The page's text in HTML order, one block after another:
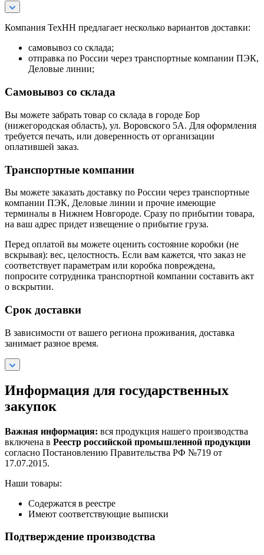
Компания ТехНН предлагает несколько вариантов доставки:
самовывоз со склада;
отправка по России через транспортные компании ПЭК,
Деловые линии;
Самовывоз со склада
Вы можете забрать товар со склада в городе Бор
(нижегородская область), ул. Воровского 5А. Для оформления
требуется печать, или доверенность от организации
оплатившей заказ.
Транспортные компании
Вы можете заказать доставку по России через транспортные
компании ПЭК, Деловые линии и прочие имеющие
терминалы в Нижнем Новгороде. Сразу по прибытии товара,
на ваш адрес придет извещение о прибытие груза.
Перед оплатой вы можете оценить состояние коробки (не
вскрывая): вес, целостность. Если вам кажется, что заказ не
соответствует параметрам или коробка повреждена,
попросите сотрудника транспортной компании составить акт
о вскрытии.
Срок доставки
В зависимости от вашего региона проживания, доставка
занимает разное время.
Информация для государственных
закупок
Важная информация: вся продукция нашего производства
включена в Реестр российской промышленной продукции
согласно Постановлению Правительства РФ №719 от
17.07.2015.
Наши товары:
Содержатся в реестре
Имеют соответствующие выписки
Подтверждение производства